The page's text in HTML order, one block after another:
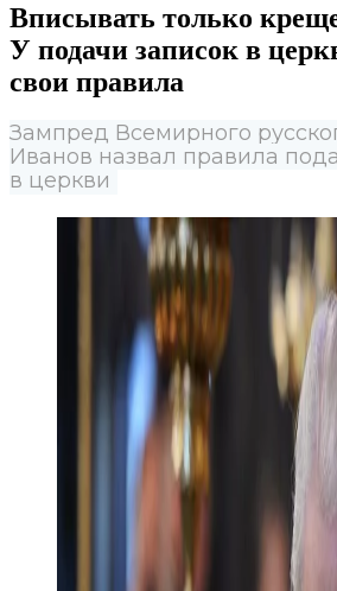
Вписывать только
У подачи записок в
свои правила
Зампред Всемирного
Иванов назвал правила
в церкви